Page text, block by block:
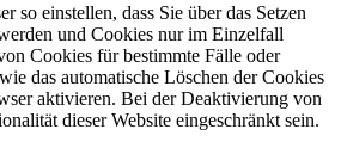
so einstellen, dass Sie über das Setzen
und Cookies nur im Einzelfall
Cookies für bestimmte Fälle oder
das automatische Löschen der Cookies
aktivieren. Bei der Deaktivierung von
dieser Website eingeschränkt sein.